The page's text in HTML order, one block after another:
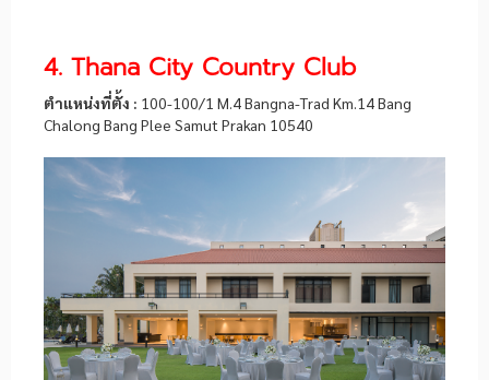
4. Thana City Country Club
ตำแหน่งที่ตั้ง : 100-100/1 M.4 Bangna-Trad Km.14 Bang
Chalong Bang Plee Samut Prakan 10540